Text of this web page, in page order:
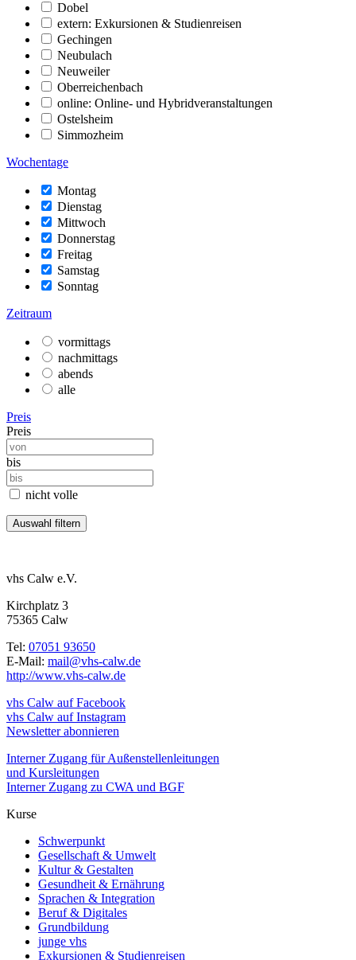
Dobel
extern: Exkursionen & Studienreisen
Gechingen
Neubulach
Neuweiler
Oberreichenbach
online: Online- und Hybridveranstaltungen
Ostelsheim
Simmozheim
Wochentage
Montag
Dienstag
Mittwoch
Donnerstag
Freitag
Samstag
Sonntag
Zeitraum
vormittags
nachmittags
abends
alle
Preis
Preis
bis
nicht volle
vhs Calw e.V.
Kirchplatz 3
75365 Calw
Tel: 07051 93650
E-Mail: mail@vhs-calw.de
http://www.vhs-calw.de
vhs Calw auf Facebook
vhs Calw auf Instagram
Newsletter abonnieren
Interner Zugang für Außenstellenleitungen
und Kursleitungen
Interner Zugang zu CWA und BGF
Kurse
Schwerpunkt
Gesellschaft & Umwelt
Kultur & Gestalten
Gesundheit & Ernährung
Sprachen & Integration
Beruf & Digitales
Grundbildung
junge vhs
Exkursionen & Studienreisen